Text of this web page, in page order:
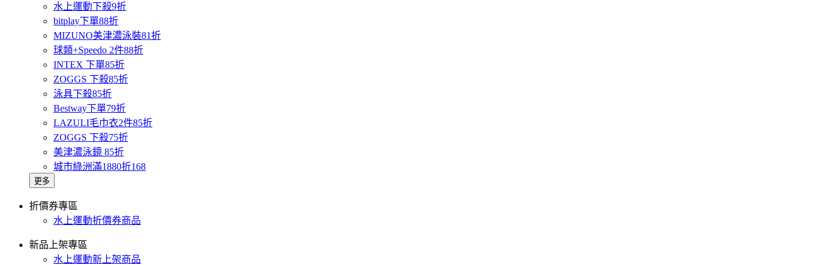
水上運動下殺9折
bitplay下單88折
MIZUNO美津濃泳裝81折
球類+Speedo 2件88折
INTEX 下單85折
ZOGGS 下殺85折
泳具下殺85折
Bestway下單79折
LAZULI毛巾衣2件85折
ZOGGS 下殺75折
美津濃泳鏡 85折
城市綠洲滿1880折168
更多
折價券專區
水上運動折價券商品
新品上架專區
水上運動新上架商品